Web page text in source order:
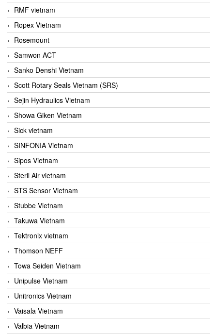
RMF vietnam
Ropex Vietnam
Rosemount
Samwon ACT
Sanko Denshi Vietnam
Scott Rotary Seals Vietnam (SRS)
Sejin Hydraulics Vietnam
Showa Giken Vietnam
Sick vietnam
SINFONIA Vietnam
Sipos Vietnam
Steril Air vietnam
STS Sensor Vietnam
Stubbe Vietnam
Takuwa Vietnam
Tektronix vietnam
Thomson NEFF
Towa Seiden Vietnam
Unipulse Vietnam
Unitronics Vietnam
Vaisala Vietnam
Valbia Vietnam